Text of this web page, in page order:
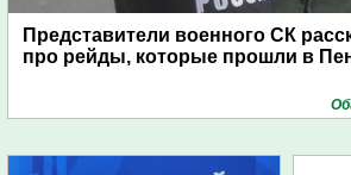
Представители военного СК
про рейды, которые прошли в